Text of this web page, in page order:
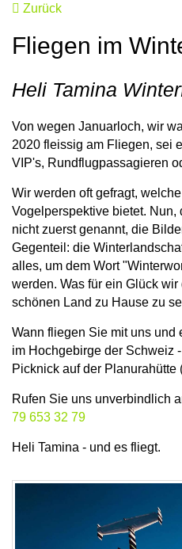
Zurück
Fliegen im
Heli Tamina
Von wegen Januarloch, wir
2020 fleissig am Fliegen, sei
VIP's, Rundflugpassagieren
Wir werden oft gefragt,
Vogelperspektive bietet.
nicht zuerst genannt, die
Gegenteil: die
alles, um dem Wort
werden. Was für ein Glück
schönen Land zu Hause zu
Wann fliegen Sie mit uns und
im Hochgebirge der Schweiz
Picknick auf der Planurahütte
Rufen Sie uns unverbindlich
79 653 32 79
Heli Tamina - und es fliegt.